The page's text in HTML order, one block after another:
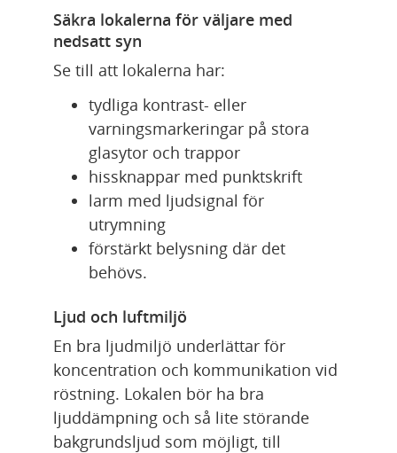
Säkra lokalerna för väljare med
nedsatt syn
Se till att lokalerna har:
tydliga kontrast- eller
varningsmarkeringar på stora
glasytor och trappor
hissknappar med punktskrift
larm med ljudsignal för
utrymning
förstärkt belysning där det
behövs.
Ljud och luftmiljö
En bra ljudmiljö underlättar för
koncentration och kommunikation vid
röstning. Lokalen bör ha bra
ljuddämpning och så lite störande
bakgrundsljud som möjligt, till